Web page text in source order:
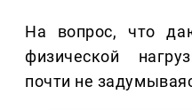
На вопрос, что
физической
почти не